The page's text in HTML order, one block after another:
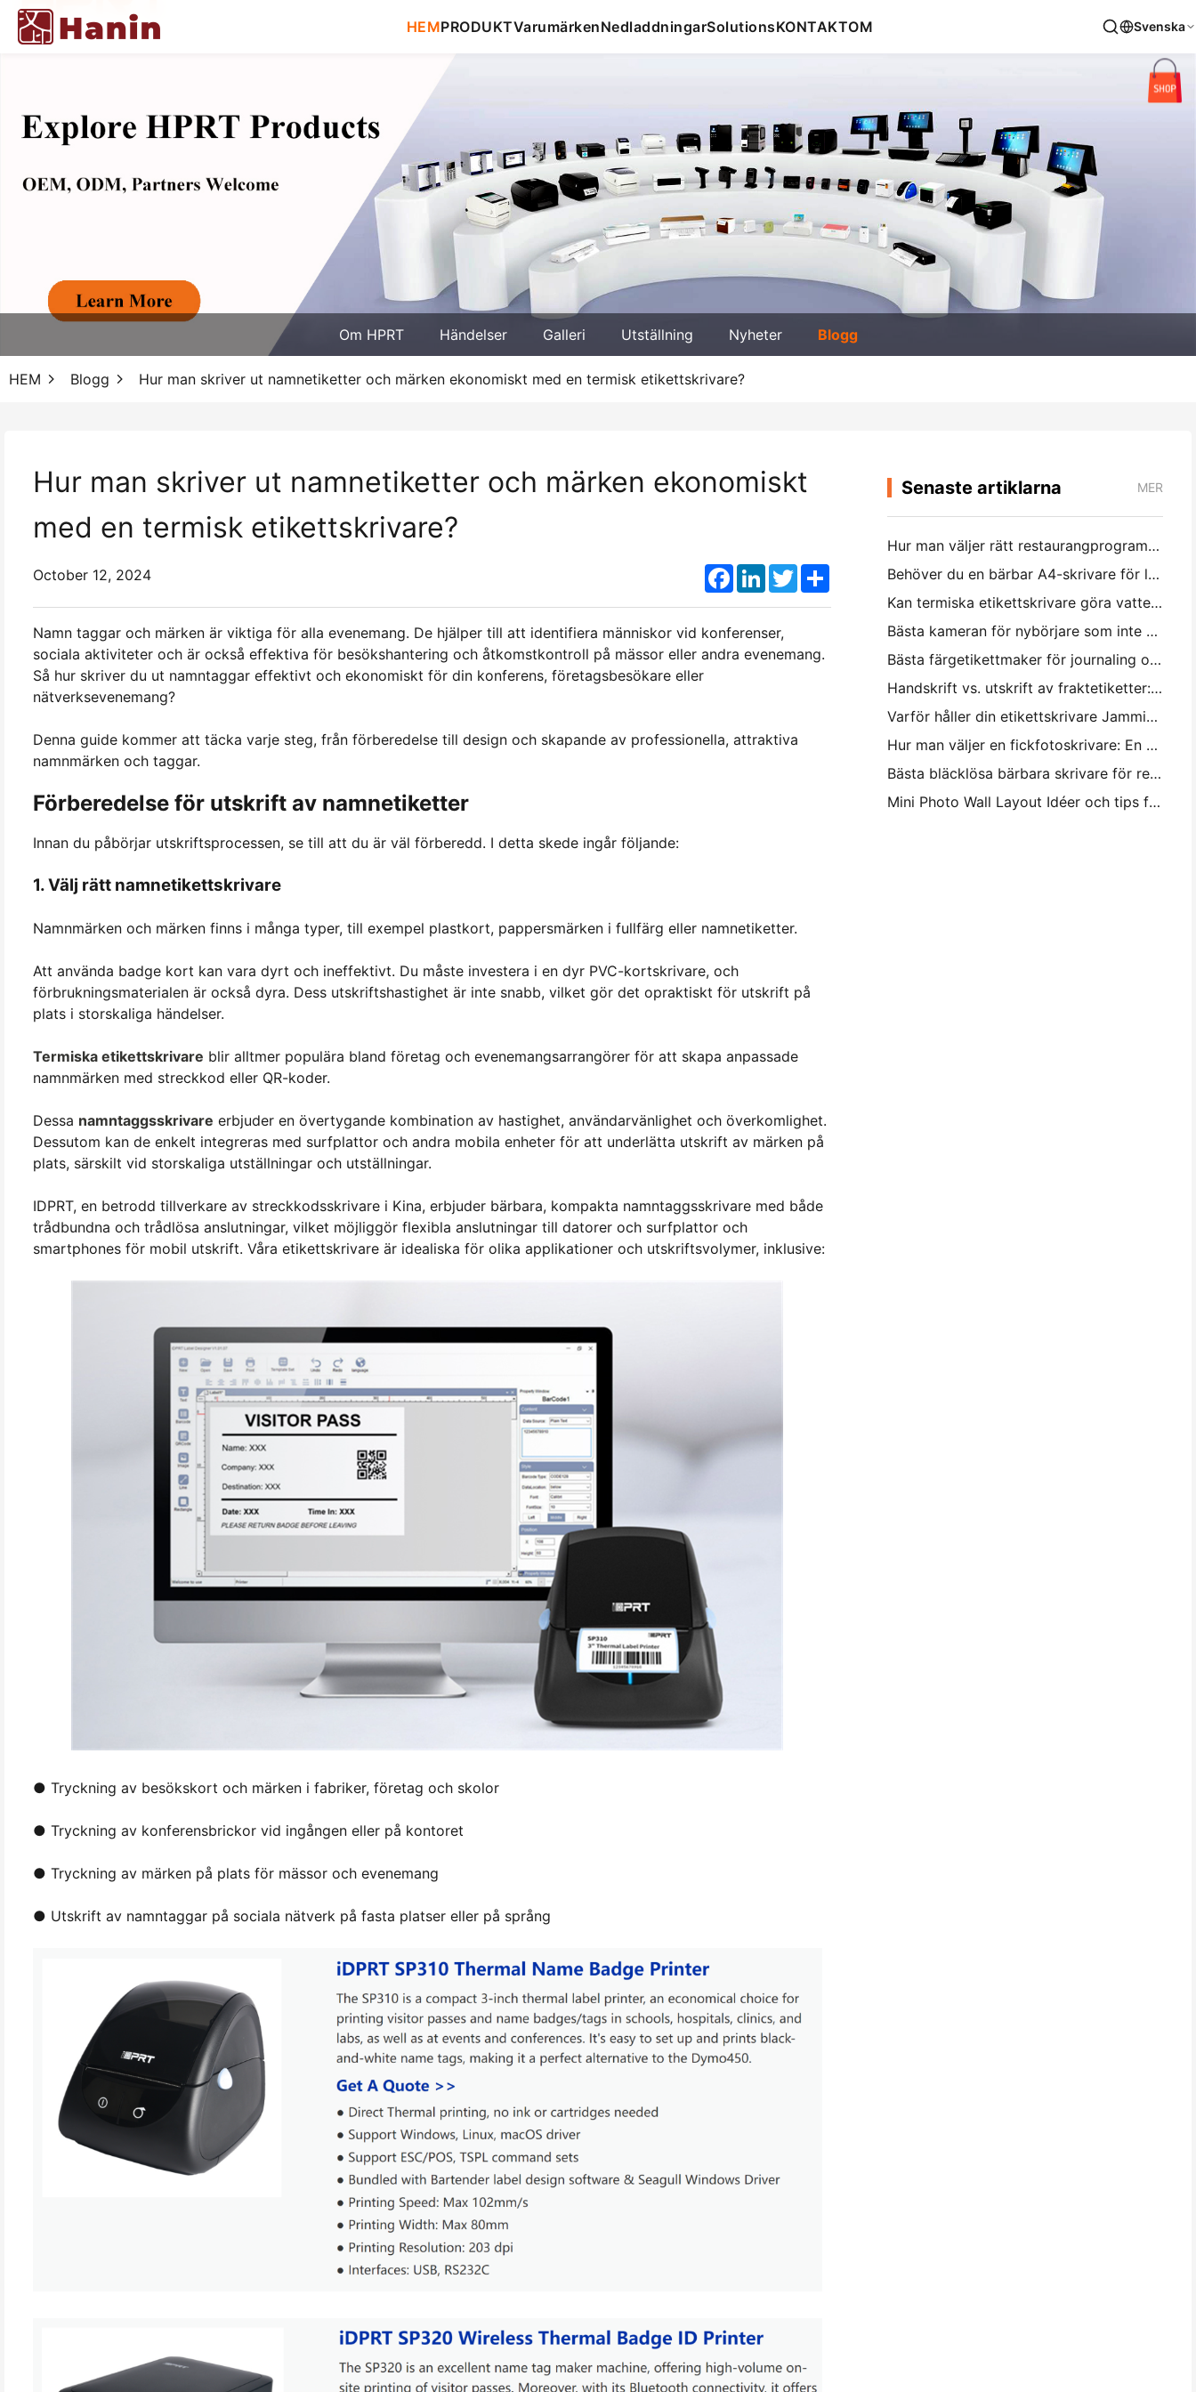
HEMPRODUKTVarumärkenNedladdningarSolutionsKONTAKTOM Svenska
Om HPRT Händelser Galleri Utställning Nyheter Blogg
HEM Blogg Hur man skriver ut namnetiketter och märken ekonomiskt med en termisk etikettskrivare?
Hur man skriver ut namnetiketter och märken ekonomiskt
med en termisk etikettskrivare?
October 12, 2024 Facebook
LinkedInTwitterShare
Namn taggar och märken är viktiga för alla evenemang. De hjälper till att identifiera människor vid konferenser,
sociala aktiviteter och är också effektiva för besökshantering och åtkomstkontroll på mässor eller andra evenemang.
Så hur skriver du ut namntaggar effektivt och ekonomiskt för din konferens, företagsbesökare eller
nätverksevenemang?
Denna guide kommer att täcka varje steg, från förberedelse till design och skapande av professionella, attraktiva
namnmärken och taggar.
Förberedelse för utskrift av namnetiketter
Innan du påbörjar utskriftsprocessen, se till att du är väl förberedd. I detta skede ingår följande:
1. Välj rätt namnetikettskrivare
Namnmärken och märken finns i många typer, till exempel plastkort, pappersmärken i fullfärg eller namnetiketter.
Att använda badge kort kan vara dyrt och ineffektivt. Du måste investera i en dyr PVC-kortskrivare, och
förbrukningsmaterialen är också dyra. Dess utskriftshastighet är inte snabb, vilket gör det opraktiskt för utskrift på
plats i storskaliga händelser.
Termiska etikettskrivare blir alltmer populära bland företag och evenemangsarrangörer för att skapa anpassade
namnmärken med streckkod eller QR-koder.
Dessa namntaggsskrivare erbjuder en övertygande kombination av hastighet, användarvänlighet och överkomlighet.
Dessutom kan de enkelt integreras med surfplattor och andra mobila enheter för att underlätta utskrift av märken på
plats, särskilt vid storskaliga utställningar och utställningar.
IDPRT, en betrodd tillverkare av streckkodsskrivare i Kina, erbjuder bärbara, kompakta namntaggsskrivare med både
trådbundna och trådlösa anslutningar, vilket möjliggör flexibla anslutningar till datorer och surfplattor och
smartphones för mobil utskrift. Våra etikettskrivare är idealiska för olika applikationer och utskriftsvolymer, inklusive:
● Tryckning av besökskort och märken i fabriker, företag och skolor
● Tryckning av konferensbrickor vid ingången eller på kontoret
● Tryckning av märken på plats för mässor och evenemang
● Utskrift av namntaggar på sociala nätverk på fasta platser eller på språng
Senaste artiklarna MER
Hur man väljer rätt restaurangprogramvara för din lilla eller medelstora restaurang
Behöver du en bärbar A4-skrivare för lagerfakturor? Vad faktiskt fungerar
Kan termiska etikettskrivare göra vattentäta etiketter för småföretagsprodukter?
Bästa kameran för nybörjare som inte vill slösa papper
Bästa färgetikettmaker för journaling och scrapbooking: Lägg till mer färg på varje sida
Handskrift vs. utskrift av fraktetiketter: Tips för små företag 2026
Varför håller din etikettskrivare Jamming?
Hur man väljer en fickfotoskrivare: En komplett guide för journaling, resor och iPhone-användare
Bästa bläcklösa bärbara skrivare för resa, skola och mobilt arbete: Hanin MT620 Pro Review
Mini Photo Wall Layout Idéer och tips för sovrum och sovsal dekoration